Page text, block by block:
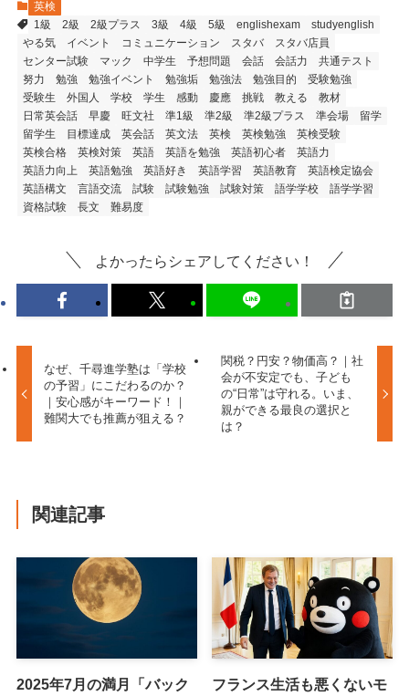
英検
1級
2級 2級プラス 3級 4級 5級 englishexam
studyenglish
やる気
イベント コミュニケーション スタバ
スタバ店員
センター試験
マック 中学生 予想問題 会話 会話力
共通テスト
努力
勉強 勉強イベント 勉強垢 勉強法 勉強目的
受験勉強
受験生
外国人 学校 学生 感動 慶應 挑戦 教える
教材
日常英会話
早慶 旺文社 準1級 準2級 準2級プラス 準会場
留学
留学生
目標達成 英会話 英文法 英検 英検勉強
英検受験
英検合格
英検対策 英語 英語を勉強 英語初心者
英語力
英語力向上
英語勉強 英語好き 英語学習 英語教育
英語検定協会
英語構文
言語交流 試験 試験勉強 試験対策 語学学校
語学学習
資格試験
長文 難易度
よかったらシェアしてください！
なぜ、千尋進学塾は「学校
の予習」にこだわるのか？
｜安心感がキーワード！｜
難関大でも推薦が狙える？
関税？円安？物価高？｜社
会が不安定でも、子ども
の“日常”は守れる。いま、
親ができる最良の選択と
は？
関連記事
2025年7月の満月「バック
フランス生活も悪くないモ